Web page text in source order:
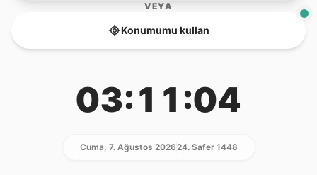
VEYA
Konumumu kullan
03:11:04
Cuma, 7. Ağustos 202624. Safer 1448